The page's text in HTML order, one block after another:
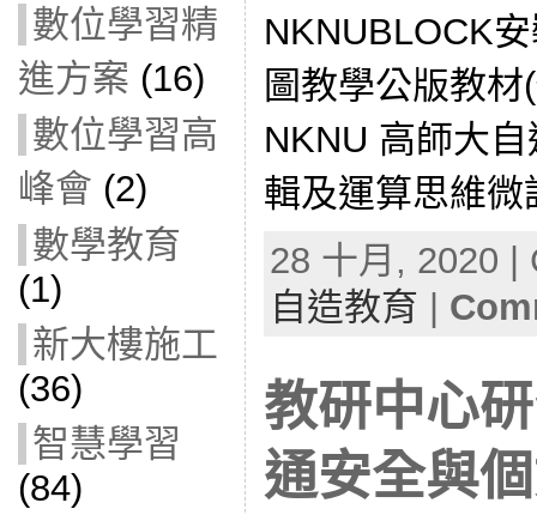
數位學習精
進方案 (16)
數位學習高
峰會 (2)
數學教育
(1)
新大樓施工
(36)
智慧學習
(84)
NKNUBLOCK
圖教學公版教
NKNU 高師大
輯及運算思維
28 十月, 2020
自造教育
教研中心
通安全與